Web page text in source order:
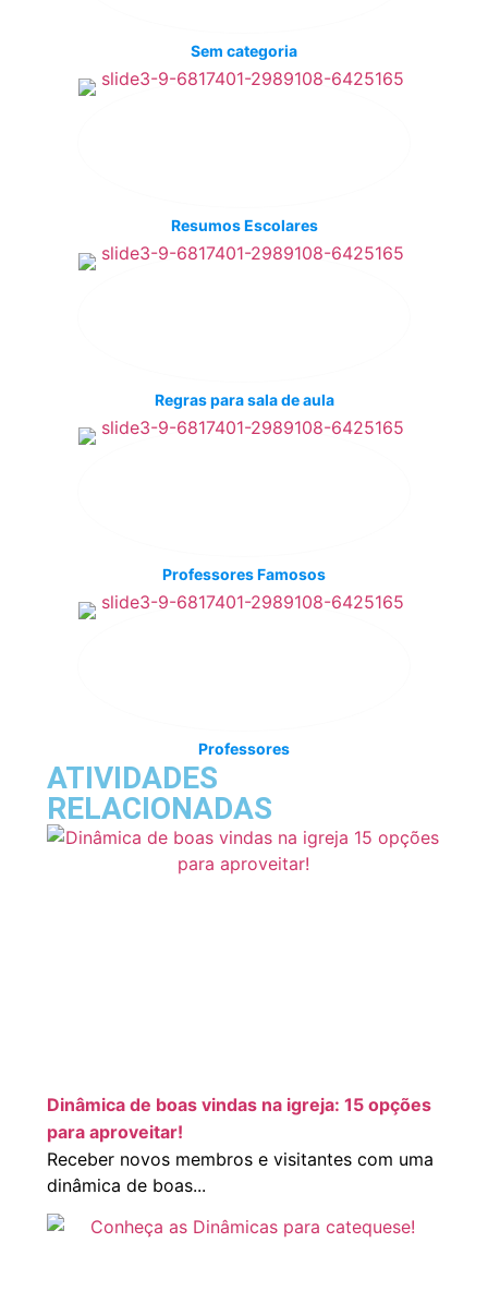
Sem categoria
Resumos Escolares
Regras para sala de aula
Professores Famosos
Professores
ATIVIDADES
RELACIONADAS
Dinâmica de boas vindas na igreja: 15 opções
para aproveitar!
Receber novos membros e visitantes com uma
dinâmica de boas...